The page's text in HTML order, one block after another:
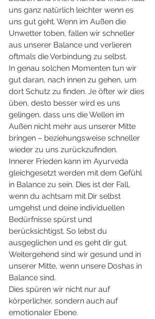
uns ganz natürlich leichter wenn es
uns gut geht. Wenn im Außen die
Unwetter toben, fallen wir schneller
aus unserer Balance und verlieren
oftmals die Verbindung zu selbst.
In genau solchen Momenten tun wir
gut daran, nach innen zu gehen, um
dort Schutz zu finden. Je öfter wir dies
üben, desto besser wird es uns
gelingen, dass uns die Wellen im
Außen nicht mehr aus unserer Mitte
bringen – beziehungsweise schneller
wieder zu uns zurückzufinden.
Innerer Frieden kann im Ayurveda
gleichgesetzt werden mit dem Gefühl
in Balance zu sein. Dies ist der Fall,
wenn du achtsam mit Dir selbst
umgehst und deine individuellen
Bedürfnisse spürst und
berücksichtigst. So lebst du
ausgeglichen und es geht dir gut.
Weitergehend sind wir gesund und in
unserer Mitte, wenn unsere Doshas in
Balance sind.
Dies spüren wir nicht nur auf
körperlicher, sondern auch auf
emotionaler Ebene.